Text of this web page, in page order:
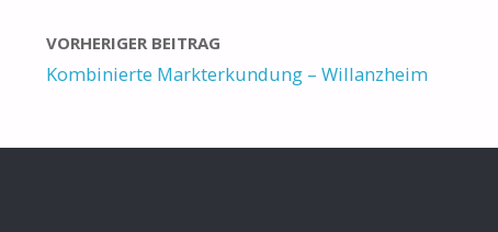
VORHERIGER BEITRAG
Kombinierte Markterkundung – Willanzheim